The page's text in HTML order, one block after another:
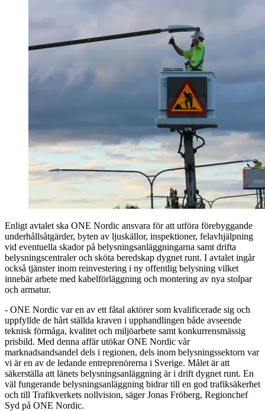
Enligt avtalet ska ONE Nordic ansvara för att utföra förebyggande
underhållsåtgärder, byten av ljuskällor, inspektioner, felavhjälpning
vid eventuella skador på belysningsanläggningarna samt drifta
belysningscentraler och sköta beredskap dygnet runt. I avtalet ingår
också tjänster inom reinvestering i ny offentlig belysning vilket
innebär arbete med kabelförläggning och montering av nya stolpar
och armatur.
- ONE Nordic var en av ett fåtal aktörer som kvalificerade sig och
uppfyllde de hårt ställda kraven i upphandlingen både avseende
teknisk förmåga, kvalitet och miljöarbete samt konkurrensmässig
prisbild. Med denna affär utökar ONE Nordic vår
marknadsandsandel dels i regionen, dels inom belysningssektorn var
vi är en av de ledande entreprenörerna i Sverige. Målet är att
säkerställa att länets belysningsanläggning är i drift dygnet runt. En
väl fungerande belysningsanläggning bidrar till en god trafiksäkerhet
och till Trafikverkets nollvision, säger Jonas Fröberg, Regionchef
Syd på ONE Nordic.